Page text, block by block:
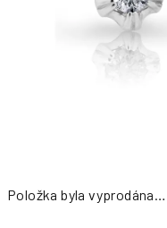
Položka byla vyprodána…